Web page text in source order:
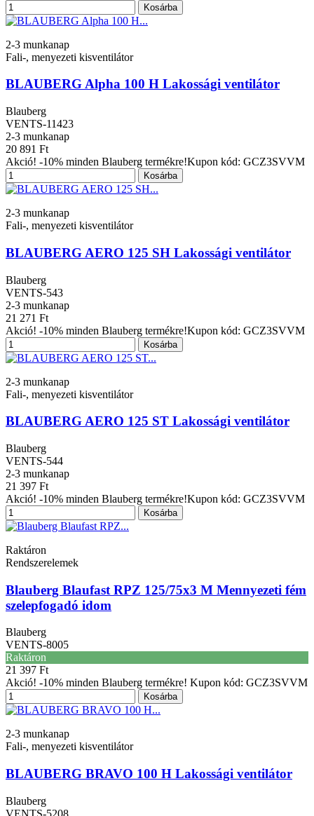
Kosárba
2-3 munkanap
Fali-, menyezeti kisventilátor
BLAUBERG Alpha 100 H Lakossági ventilátor
Blauberg
VENTS-11423
2-3 munkanap
20 891 Ft
Akció! -10% minden Blauberg termékre!Kupon kód: GCZ3SVVM
Kosárba
2-3 munkanap
Fali-, menyezeti kisventilátor
BLAUBERG AERO 125 SH Lakossági ventilátor
Blauberg
VENTS-543
2-3 munkanap
21 271 Ft
Akció! -10% minden Blauberg termékre!Kupon kód: GCZ3SVVM
Kosárba
2-3 munkanap
Fali-, menyezeti kisventilátor
BLAUBERG AERO 125 ST Lakossági ventilátor
Blauberg
VENTS-544
2-3 munkanap
21 397 Ft
Akció! -10% minden Blauberg termékre!Kupon kód: GCZ3SVVM
Kosárba
Raktáron
Rendszerelemek
Blauberg Blaufast RPZ 125/75x3 M Mennyezeti fém
szelepfogadó idom
Blauberg
VENTS-8005
Raktáron
21 397 Ft
Akció! -10% minden Blauberg termékre! Kupon kód: GCZ3SVVM
Kosárba
2-3 munkanap
Fali-, menyezeti kisventilátor
BLAUBERG BRAVO 100 H Lakossági ventilátor
Blauberg
VENTS-5208